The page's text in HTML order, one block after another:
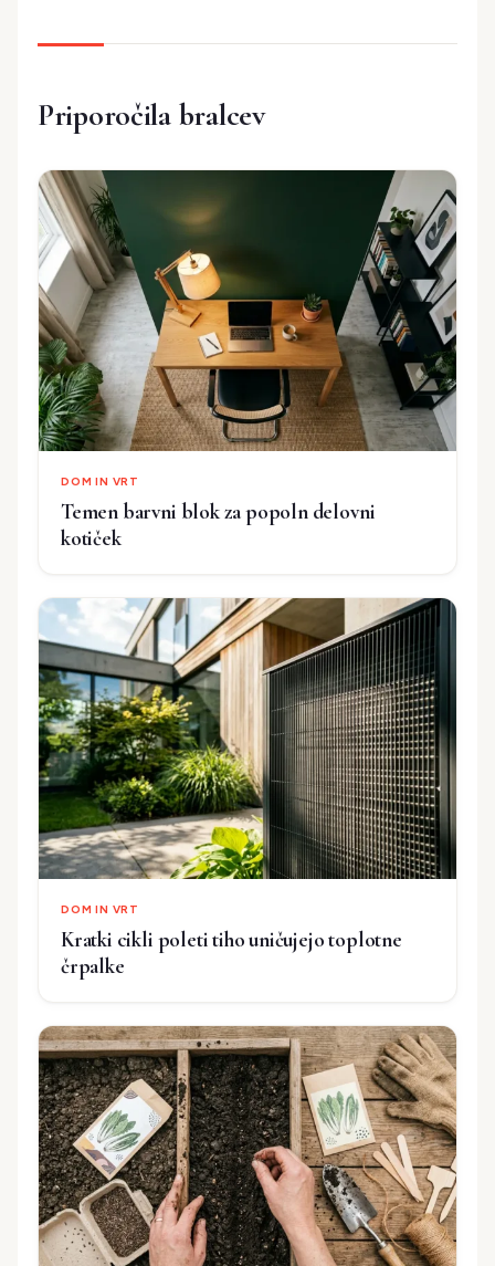
Priporočila bralcev
DOM IN VRT
Temen barvni blok za popoln delovni
kotiček
DOM IN VRT
Kratki cikli poleti tiho uničujejo toplotne
črpalke